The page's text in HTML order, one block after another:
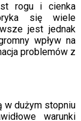
rogu i cienka
się wiele
jest jednak
wpływ na
problemów z
w dużym stopniu
warunki